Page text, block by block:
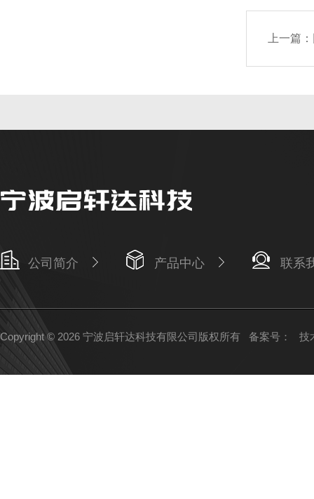
上一篇：
公司简介 产品中心 联系
Copyright © 2026 宁波启轩达科技有限公司版权所有 备案号： 技